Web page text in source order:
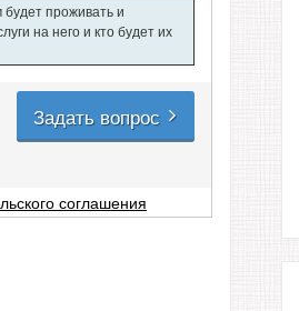
проживать и
на него и кто будет их
Задать вопрос
соглашения